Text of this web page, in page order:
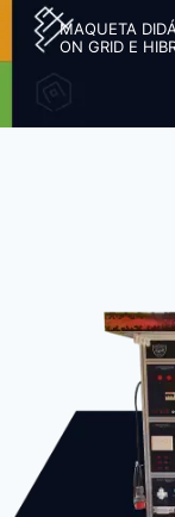
MAQUETA
ON GRID E